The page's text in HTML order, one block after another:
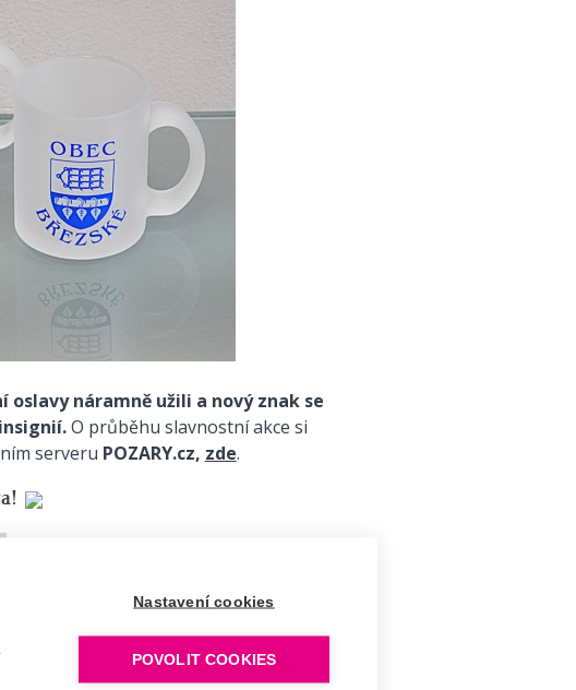
oslavy náramně užili a nový znak se
O průběhu slavnostní akce si
serveru POZARY.cz, zde.
Nastavení cookies
POVOLIT COOKIES